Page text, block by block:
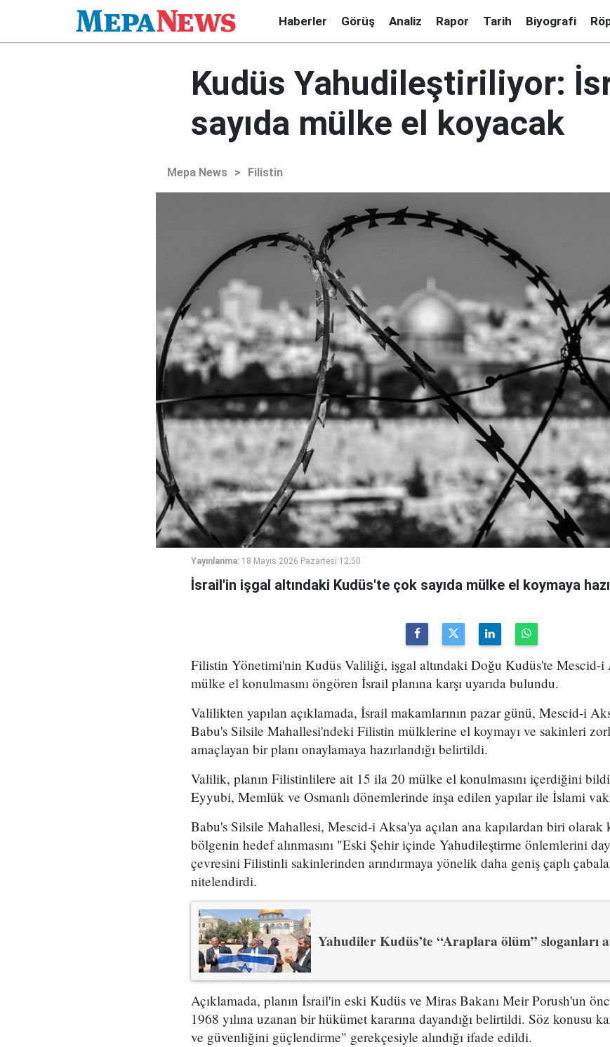
Haberler Görüş Analiz Rapor Tarih Biyografi
Kudüs Yahudileştiriliyor:
sayıda mülke el koyacak
Mepa News > Filistin
Yayınlanma: 18 Mayıs 2026 Pazartesi 12:50
İsrail'in işgal altındaki Kudüs'te çok sayıda mülke el koymaya
Filistin Yönetimi'nin Kudüs Valiliği, işgal altındaki Doğu Kudüs'te Mescid-i
mülke el konulmasını öngören İsrail planına karşı uyarıda bulundu.
Valilikten yapılan açıklamada, İsrail makamlarının pazar günü, Mescid-i
Babu's Silsile Mahallesi'ndeki Filistin mülklerine el koymayı ve sakinleri
amaçlayan bir planı onaylamaya hazırlandığı belirtildi.
Valilik, planın Filistinlilere ait 15 ila 20 mülke el konulmasını içerdiğini
Eyyubi, Memlük ve Osmanlı dönemlerinde inşa edilen yapılar ile İslami
Babu's Silsile Mahallesi, Mescid-i Aksa'ya açılan ana kapılardan biri
bölgenin hedef alınmasını "Eski Şehir içinde Yahudileştirme önlemlerini
çevresini Filistinli sakinlerinden arındırmaya yönelik daha geniş çaplı
nitelendirdi.
Yahudiler Kudüs’te “Araplara ölüm” sloganları
Açıklamada, planın İsrail'in eski Kudüs ve Miras Bakanı Meir Porush'un
1968 yılına uzanan bir hükümet kararına dayandığı belirtildi. Söz konusu
ve güvenliğini güçlendirme" gerekçesiyle alındığı ifade edildi.